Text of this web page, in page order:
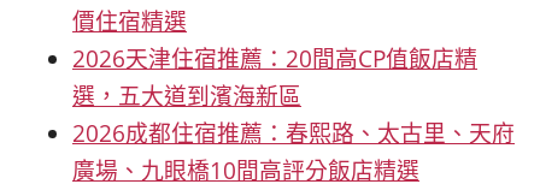
價住宿精選
2026天津住宿推薦：20間高CP值飯店精
選，五大道到濱海新區
2026成都住宿推薦：春熙路、太古里、天府
廣場、九眼橋10間高評分飯店精選